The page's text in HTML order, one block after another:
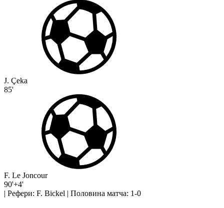
J. Çeka
85'
F. Le Joncour
90'+4'
| Рефери: F. Bickel | Половина матча: 1-0